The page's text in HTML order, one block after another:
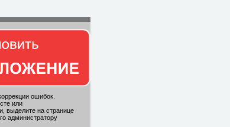
ошибок.
или
выделите на странице
администратору